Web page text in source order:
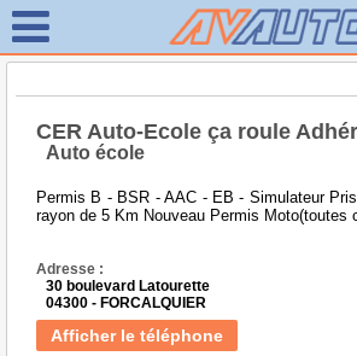
CER Auto-Ecole ça roule
Auto école
Permis B - BSR - AAC - EB - Simulateur
rayon de 5 Km Nouveau Permis Moto(toutes
Adresse :
30 boulevard Latourette
04300 - FORCALQUIER
Afficher le téléphone